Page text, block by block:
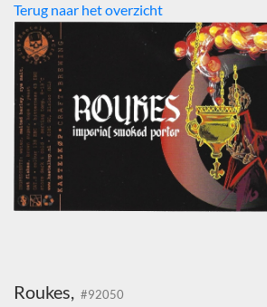
Terug naar het overzicht
Roukes, #92050